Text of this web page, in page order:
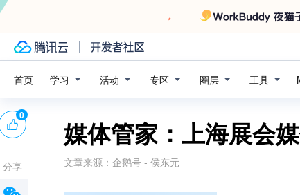
首页 学习 活动 专区 圈层 工具
媒体管家：上海展会
文章来源： 企鹅号 - 侯东元
0
分享